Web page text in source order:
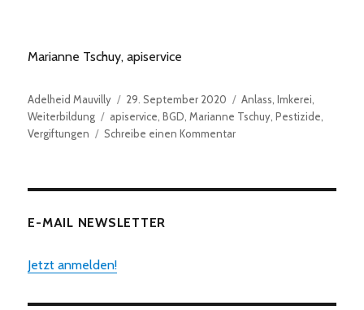
Marianne Tschuy, apiservice
Autor
Adelheid Mauvilly
Veröffentlicht
am
29. September 2020 Kategorien
Anlass ,Imkerei
Weiterbildung
Schlagwörter
apiservice ,BGD ,Marianne Tschuy ,Pestizide
Vergiftungen
Schreibe einen Kommentarzu
E-MAIL NEWSLETTER
Jetzt anmelden!